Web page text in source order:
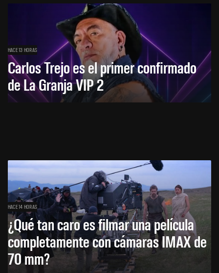
HACE 13 HORAS
Carlos Trejo es el primer confirmado
de La Granja VIP 2
HACE 14 HORAS
¿Qué tan caro es filmar una película
completamente con cámaras IMAX de
70 mm?